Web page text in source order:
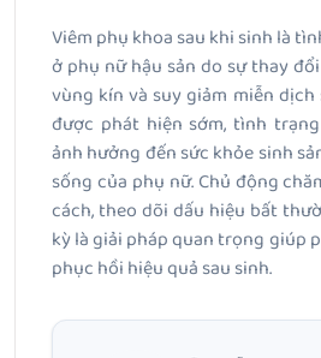
Viêm phụ khoa sau khi sinh là
ở phụ nữ hậu sản do sự thay
vùng kín và suy giảm miễn dịch
được phát hiện sớm, tình
ảnh hưởng đến sức khỏe sinh
sống của phụ nữ. Chủ động
cách, theo dõi dấu hiệu bất
kỳ là giải pháp quan trọng giúp
phục hồi hiệu quả sau sinh.